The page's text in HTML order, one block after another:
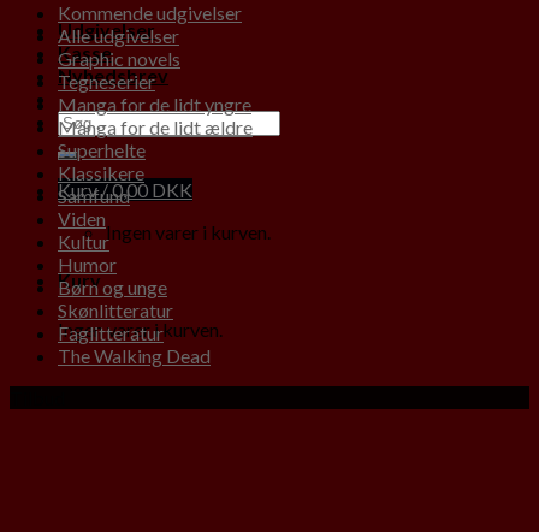
Udgivelser
Kasse
Nyhedsbrev
Kurv /0,00 DKK
Ingen varer i kurven.
Kurv
Ingen varer i kurven.
Kommende udgivelser
Alle udgivelser
Graphic novels
Tegneserier
Manga for de lidt yngre
Manga for de lidt ældre
Superhelte
Klassikere
Samfund
Viden
Kultur
Humor
Børn og unge
Skønlitteratur
Faglitteratur
The Walking Dead